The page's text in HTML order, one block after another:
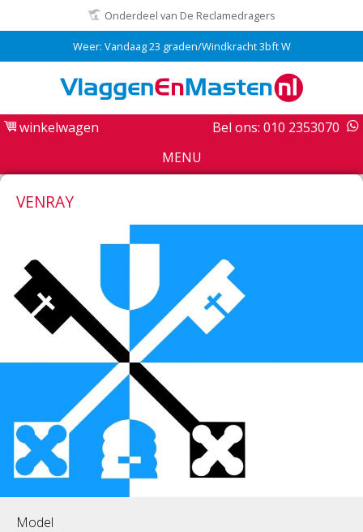
Onderdeel van De Reclamedragers
Weer: Vandaag 23 graden/Windkracht 3bft W
winkelwagen
Bel ons: 010 2353070
MENU
VENRAY
Model